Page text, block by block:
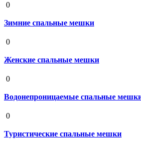
0
Зимние спальные мешки
0
Женские спальные мешки
0
Водонепроницаемые спальные
0
Туристические спальные мешки